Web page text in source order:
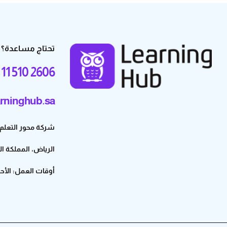
تحتاج مساعدة؟
510 2606
شركة محور التعلم للتجارة –
الرياض، المملكة
أوقات العمل: الأحد إلى